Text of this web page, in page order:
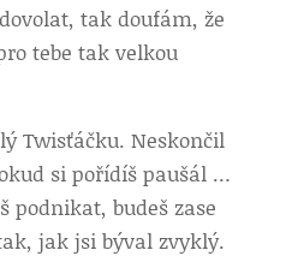
tak doufám, že
tebe tak velkou
Twisťáčku. Neskončil
si pořídíš paušál …
podnikat, budeš zase
jak jsi býval zvyklý.